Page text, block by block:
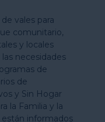
vales para
comunitario,
y locales
necesidades
de
de
y Sin Hogar
la Familia y la
informados